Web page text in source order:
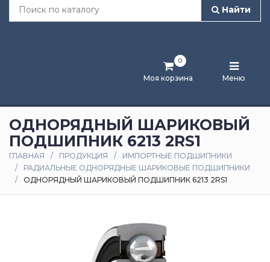
Найти
Моя корзина
0
Меню
Лента
и
статьи
Оплата
доставка
ОДНОРЯДНЫЙ ШАРИКОВЫЙ
ПОДШИПНИК 6213 2RS1
ГЛАВНАЯ ПРОДУКЦИЯ
ИМПОРТНЫЕ ПОДШИПНИКИ
РАДИАЛЬНЫЕ ОДНОРЯДНЫЕ ШАРИКОВЫЕ ПОДШИПНИКИ
ОДНОРЯДНЫЙ ШАРИКОВЫЙ ПОДШИПНИК 6213 2RS1